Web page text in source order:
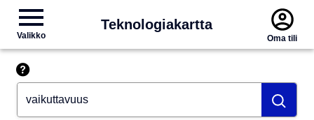
Valikko
Teknologiakartta
Oma tili